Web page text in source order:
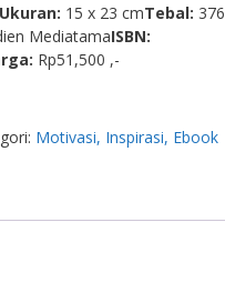
Ukuran: 15 x 23 cmTebal: 376
MediatamaISBN:
Rp51,500 ,-
Motivasi, Inspirasi, Ebook